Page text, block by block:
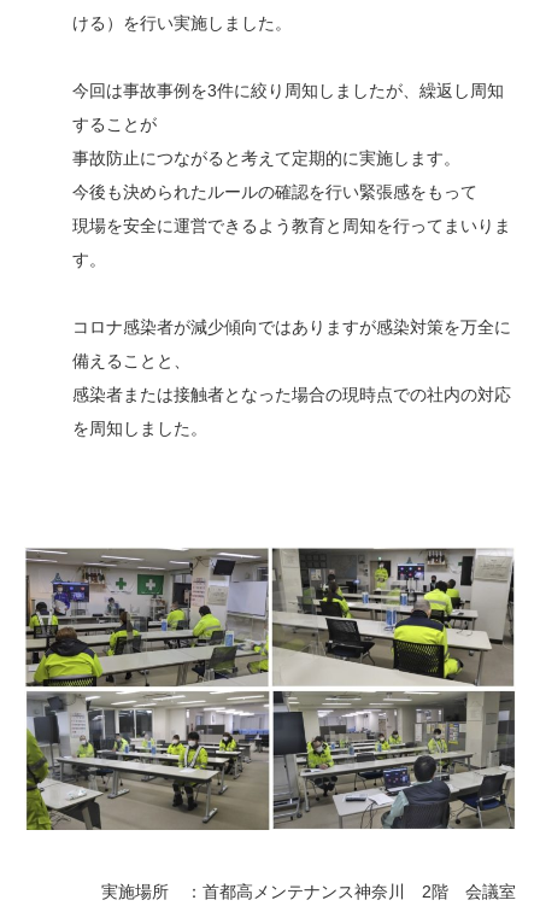
ける）を行い実施しました。
今回は事故事例を3件に絞り周知しましたが、繰返し周知
することが
事故防止につながると考えて定期的に実施します。
今後も決められたルールの確認を行い緊張感をもって
現場を安全に運営できるよう教育と周知を行ってまいりま
す。
コロナ感染者が減少傾向ではありますが感染対策を万全に
備えることと、
感染者または接触者となった場合の現時点での社内の対応
を周知しました。
実施場所 ：首都高メンテナンス神奈川 2階 会議室